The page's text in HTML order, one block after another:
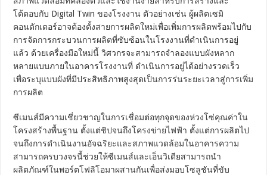
โต้ตอบกับ Digital Twin ของโรงงาน ตัวอย่างเช่น ผู้ผลิตเซมิ
คอนดักเตอร์อาจต้องตั้งสายการผลิตใหม่เพื่อเพิ่มการผลิตพร้อมไปกับ
การจัดการกระบวนการผลิตที่ซับซ้อนในโรงงานที่ดำเนินการอยู่
แล้ว ด้วยเครื่องมือใหม่นี้ วิศวกรจะสามารถจำลองแบบผังหลาก
หลายแบบภายในอาคารโรงงานที่ ดำเนินการอยู่ได้อย่างรวดเร็ว
เพื่อระบุแบบผังที่มีประสิทธิภาพสูงสุดเป็นการร่นระยะเวลาสู่การเพิ่ม
การผลิต
ซีเมนส์มีความเชี่ยวชาญในการเชื่อมต่อทุกจุดของห่วงโซ่คุณค่าใน
โครงสร้างพื้นฐาน ตั้งแต่ชิปจนถึงโครงข่ายไฟฟ้า ตั้งแต่การผลิตไป
จนถึงการดำเนินงานอัจฉริยะและสภาพแวดล้อมในอาคารความ
สามารถครบวงจรนี้ช่วยให้ซีเมนส์และเอ็นวิเดียสามารถนำ
ผลิตภัณฑ์ในพอร์ตโฟลิโอมาผสานกันเพื่อส่งมอบโซลูชันที่ขับ